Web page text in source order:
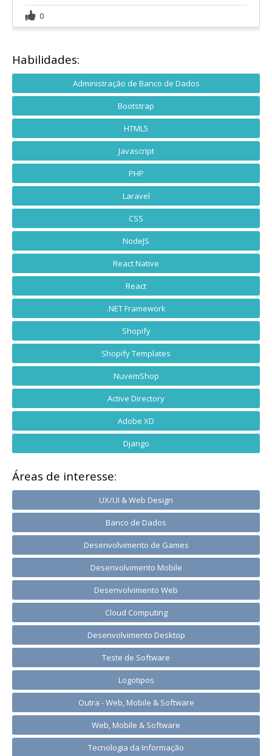
0
Habilidades:
Administração de Banco de Dados
Bootstrap
HTML5
Javascript
PHP
Laravel
CSS
NodeJS
React Native
React
.NET Framework
Shopify
Shopify Templates
NuvemShop
Active Directory
Adobe XD
Django
Áreas de interesse:
UX/UI & Web Design
Banco de Dados
Desenvolvimento de Games
Desenvolvimento Mobile
Desenvolvimento Web
Cloud Computing
Desenvolvimento Desktop
Teste de Software
Logotipos
Outra - Web, Mobile & Software
Web, Mobile & Software
Tecnologia da Informação